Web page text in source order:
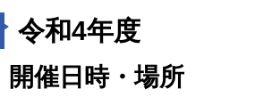
令和4年度
開催日時・場所